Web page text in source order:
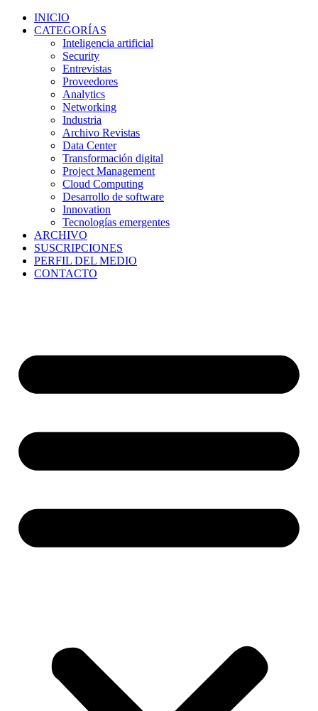
INICIO
CATEGORÍAS
Inteligencia artificial
Security
Entrevistas
Proveedores
Analytics
Networking
Industria
Archivo Revistas
Data Center
Transformación digital
Project Management
Cloud Computing
Desarrollo de software
Innovation
Tecnologías emergentes
ARCHIVO
SUSCRIPCIONES
PERFIL DEL MEDIO
CONTACTO